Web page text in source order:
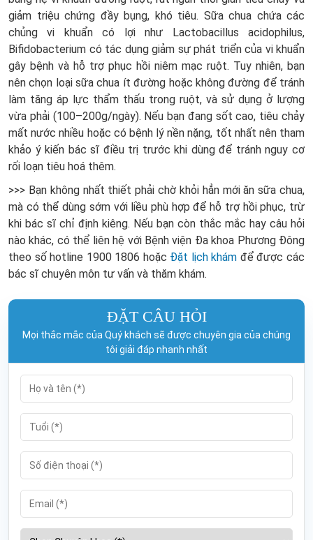
giảm triệu chứng đầy bụng, khó tiêu. Sữa chua chứa các
chủng vi khuẩn có lợi như Lactobacillus acidophilus,
Bifidobacterium có tác dụng giảm sự phát triển của vi khuẩn
gây bệnh và hỗ trợ phục hồi niêm mạc ruột. Tuy nhiên, bạn
nên chọn loại sữa chua ít đường hoặc không đường để tránh
làm tăng áp lực thẩm thấu trong ruột, và sử dụng ở lượng
vừa phải (100–200g/ngày). Nếu bạn đang sốt cao, tiêu chảy
mất nước nhiều hoặc có bệnh lý nền nặng, tốt nhất nên tham
khảo ý kiến bác sĩ điều trị trước khi dùng để tránh nguy cơ
rối loạn tiêu hoá thêm.
>>> Bạn không nhất thiết phải chờ khỏi hẳn mới ăn sữa chua,
mà có thể dùng sớm với liều phù hợp để hỗ trợ hồi phục, trừ
khi bác sĩ chỉ định kiêng. Nếu bạn còn thắc mắc hay câu hỏi
nào khác, có thể liên hệ với Bệnh viện Đa khoa Phương Đông
theo số hotline 1900 1806 hoặc Đặt lịch khám để được các
bác sĩ chuyên môn tư vấn và thăm khám.
ĐẶT CÂU HỎI
Mọi thắc mắc của Quý khách sẽ được chuyên gia của chúng
tôi giải đáp nhanh nhất